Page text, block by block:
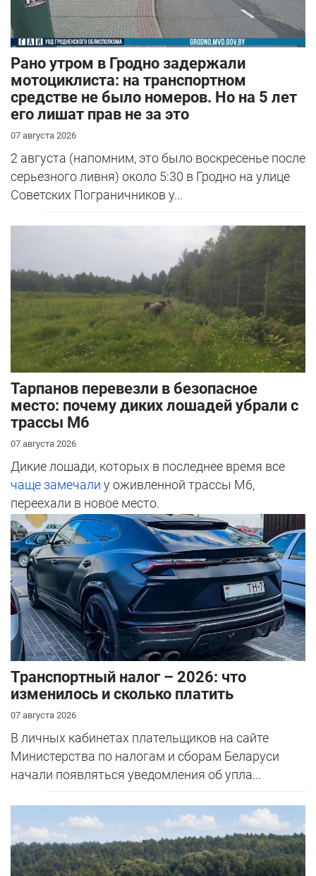
Рано утром в Гродно задержали
мотоциклиста: на транспортном
средстве не было номеров. Но на 5 лет
его лишат прав не за это
07 августа 2026
2 августа (напомним, это было воскресенье после
серьезного ливня) около 5:30 в Гродно на улице
Советских Пограничников у...
Тарпанов перевезли в безопасное
место: почему диких лошадей убрали с
трассы М6
07 августа 2026
Дикие лошади, которых в последнее время все
чаще замечали у оживленной трассы М6,
переехали в новое место.
Транспортный налог – 2026: что
изменилось и сколько платить
07 августа 2026
В личных кабинетах плательщиков на сайте
Министерства по налогам и сборам Беларуси
начали появляться уведомления об упла...